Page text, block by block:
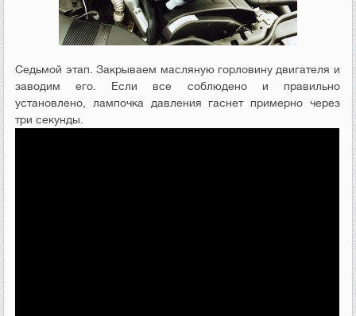
Седьмой этап. Закрываем масляную горловину двигателя и
заводим его. Если все соблюдено и правильно
установлено, лампочка давления гаснет примерно через
три секунды.